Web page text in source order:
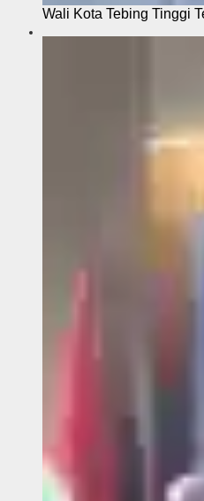
Wali Kota Tebing Tinggi